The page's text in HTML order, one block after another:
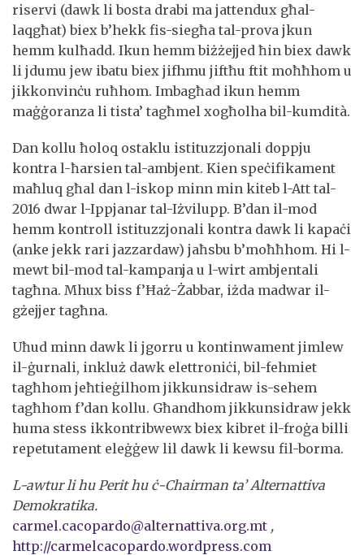
riservi (dawk li bosta drabi ma jattendux għal-
laqgħat) biex b’hekk fis-siegħa tal-prova jkun
hemm kulħadd. Ikun hemm biżżejjed ħin biex dawk
li jdumu jew ibatu biex jifhmu jiftħu ftit moħħhom u
jikkonvinċu ruħhom. Imbagħad ikun hemm
maġġoranza li tista’ tagħmel xogħolha bil-kumdità.
Dan kollu ħoloq ostaklu istituzzjonali doppju
kontra l-ħarsien tal-ambjent. Kien speċifikament
maħluq għal dan l-iskop minn min kiteb l-Att tal-
2016 dwar l-Ippjanar tal-Iżvilupp. B’dan il-mod
hemm kontroll istituzzjonali kontra dawk li kapaċi
(anke jekk rari jazzardaw) jaħsbu b’moħħhom. Hi l-
mewt bil-mod tal-kampanja u l-wirt ambjentali
tagħna. Mhux biss f’Ħaż-Żabbar, iżda madwar il-
gżejjer tagħna.
Uħud minn dawk li jgorru u kontinwament jimlew
il-ġurnali, inkluż dawk elettroniċi, bil-fehmiet
tagħhom jeħtieġilhom jikkunsidraw is-sehem
tagħhom f’dan kollu. Għandhom jikkunsidraw jekk
huma stess ikkontribwewx biex kibret il-froġa billi
repetutament eleġġew lil dawk li kewsu fil-borma.
L-awtur li hu Perit hu ċ-Chairman ta’ Alternattiva
Demokratika.
carmel.cacopardo@alternattiva.org.mt ,
http://carmelcacopardo.wordpress.com